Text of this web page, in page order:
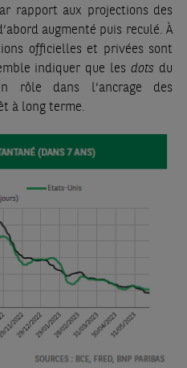
rapport aux projections des
augmenté puis reculé. À
officielles et privées sont
indiquer que lesdots du
rôle dans l’ancrage des
à long terme.